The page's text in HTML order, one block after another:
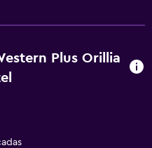
Plus Orillia